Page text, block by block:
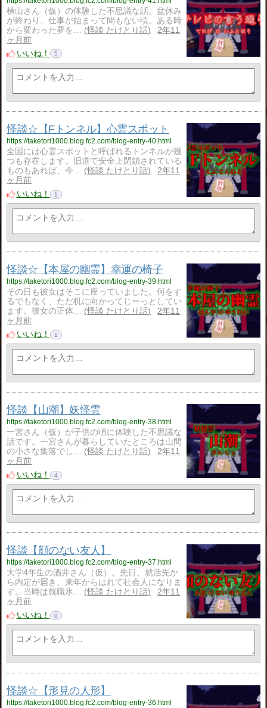
横山さん（仮）の体験した不思議な話。盆休み
が終わり、仕事が始まって間もない頃。ある時
から変わった夢を…
怪談 たけとり話
2年11
ヶ月前
いいね！
5
怪談☆【Fトンネル】心霊スポット
https://taketori1000.blog.fc2.com/blog-entry-40.html
全国には心霊スポットと呼ばれるトンネルが幾
つも存在します。旧道で安全上閉鎖されている
ものもあれば、今…
怪談 たけとり話
2年11
ヶ月前
いいね！
1
怪談☆【本屋の幽霊】幸運の椅子
https://taketori1000.blog.fc2.com/blog-entry-39.html
その日も彼女はそこに座っていました。何をす
るでもなく、ただ机に向かってじーっとしてい
ます。彼女の正体…
怪談 たけとり話
2年11
ヶ月前
いいね！
1
怪談【山潮】妖怪雲
https://taketori1000.blog.fc2.com/blog-entry-38.html
一宮さん（仮）が子供の頃に体験した不思議な
話です。一宮さんが暮らしていたところは山間
の小さな集落でし…
怪談 たけとり話
2年11
ヶ月前
いいね！
4
怪談【顔のない友人】
https://taketori1000.blog.fc2.com/blog-entry-37.html
大学4年生の酒井さん（仮）。先日、就活先か
ら内定が届き、来年からはれて社会人になりま
す。当時は就職氷…
怪談 たけとり話
2年11
ヶ月前
いいね！
0
怪談☆【形見の人形】
https://taketori1000.blog.fc2.com/blog-entry-36.html